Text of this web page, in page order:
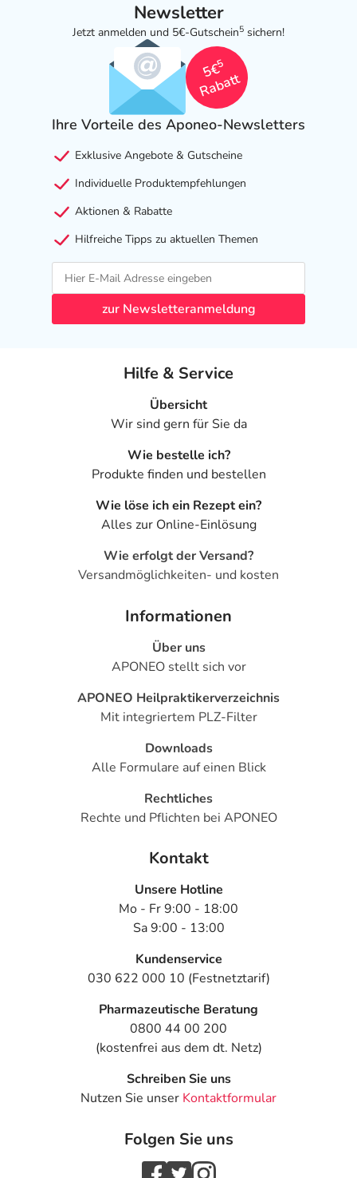
Newsletter
Jetzt anmelden und 5€-Gutschein5 sichern!
5€
5
Rabatt
Ihre Vorteile des Aponeo-Newsletters
Exklusive Angebote & Gutscheine
Individuelle Produktempfehlungen
Aktionen & Rabatte
Hilfreiche Tipps zu aktuellen Themen
zur Newsletteranmeldung
Hilfe & Service
Übersicht
Wir sind gern für Sie da
Wie bestelle ich?
Produkte finden und bestellen
Wie löse ich ein Rezept ein?
Alles zur Online-Einlösung
Wie erfolgt der Versand?
Versandmöglichkeiten- und kosten
Informationen
Über uns
APONEO stellt sich vor
APONEO Heilpraktikerverzeichnis
Mit integriertem PLZ-Filter
Downloads
Alle Formulare auf einen Blick
Rechtliches
Rechte und Pflichten bei APONEO
Kontakt
Unsere Hotline
Mo - Fr 9:00 - 18:00
Sa 9:00 - 13:00
Kundenservice
030 622 000 10 (Festnetztarif)
Pharmazeutische Beratung
0800 44 00 200
(kostenfrei aus dem dt. Netz)
Schreiben Sie uns
Nutzen Sie unser Kontaktformular
Folgen Sie uns